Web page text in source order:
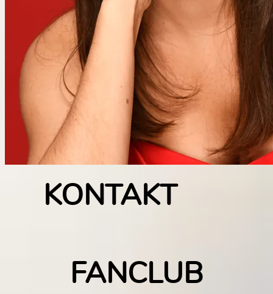
KONTAKT
FANCLUB